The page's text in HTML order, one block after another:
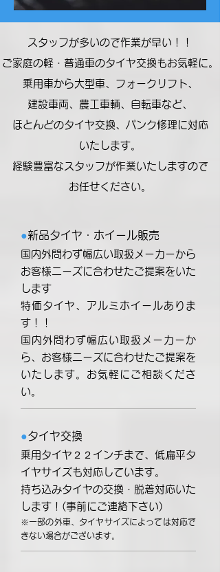
スタッフが多いので作業が早い！！
ご家庭の軽・普通車のタイヤ交換もお気軽に。
乗用車から大型車、フォークリフト、
建設車両、農工車輌、自転車など、
ほとんどのタイヤ交換、パンク修理に対応
いたします。
経験豊富なスタッフが作業いたしますので
お任せください。
●新品タイヤ・ホイール販売
国内外問わず幅広い取扱メーカーから
お客様ニーズに合わせたご提案をいた
します
特価タイヤ、アルミホイールありま
す！！
国内外問わず幅広い取扱メーカーか
ら、お客様ニーズに合わせたご提案を
いたします。お気軽にご相談くださ
い。
●タイヤ交換
乗用タイヤ２２インチまで、低扁平タ
イヤサイズも対応しています。
持ち込みタイヤの交換・脱着対応いた
します！(事前にご連絡下さい)
※一部の外車、タイヤサイズによっては対応で
きない場合がございます。